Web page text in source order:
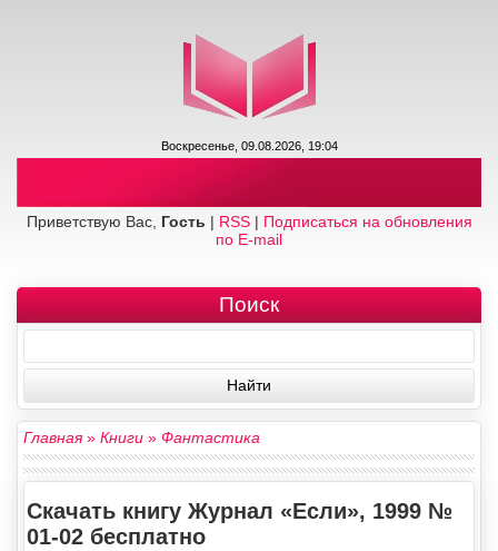
Воскресенье, 09.08.2026, 19:04
Приветствую Вас, Гость | RSS| Подписаться на обновления
по E-mail
Поиск
Главная» Книги » Фантастика
Скачать книгу Журнал «Если», 1999 №
01-02 бесплатно